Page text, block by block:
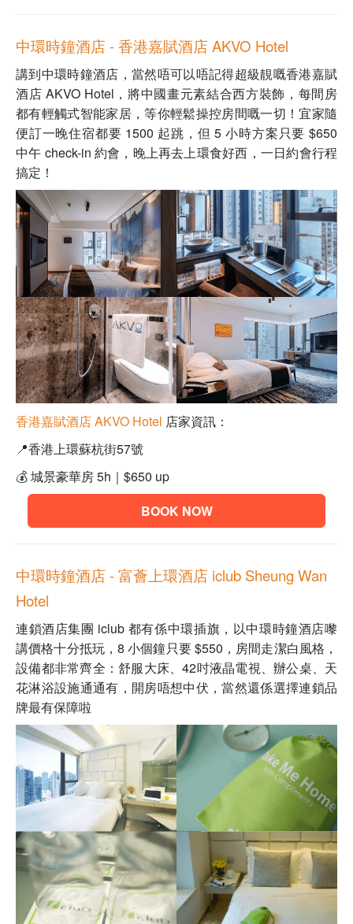
中環時鐘酒店 - 香港嘉賦酒店 AKVO Hotel
講到中環時鐘酒店，當然唔可以唔記得超級靚嘅香港嘉賦
酒店 AKVO Hotel ，將中國畫元素結合西方裝飾，每間房
都有輕觸式智能家居，等你輕鬆操控房間嘅一切！宜家隨
便訂一晚住宿都要 1500 起跳，但 5 小時方案只要 $650
中午 check-in 約會，晚上再去上環食好西，一日約會行程
搞定！
香港嘉賦酒店 AKVO Hotel 店家資訊：
📍香港上環蘇杭街57號
💰 城景豪華房 5h｜$650 up
BOOK NOW
中環時鐘酒店 - 富薈上環酒店 iclub Sheung Wan
Hotel
連鎖酒店集團 iclub 都有係中環插旗，以中環時鐘酒店嚟
講價格十分抵玩，8 小個鐘只要 $550，房間走潔白風格，
設備都非常齊全：舒服大床、42吋液晶電視、辦公桌、天
花淋浴設施通通有，開房唔想中伏，當然還係選擇連鎖品
牌最有保障啦